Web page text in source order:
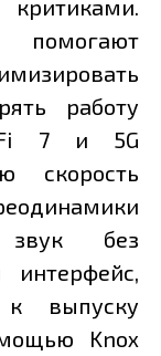
помогают
работу
Fi 7 и 5G
скорость
звук без
к выпуску
Knox